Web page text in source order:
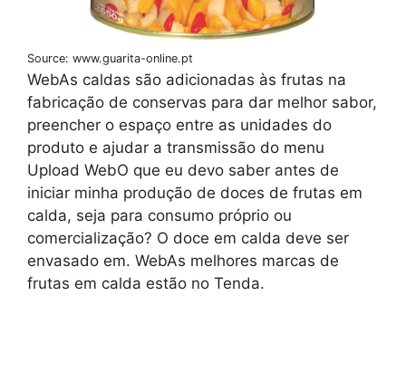
Source: www.guarita-online.pt
WebAs caldas são adicionadas às frutas na
fabricação de conservas para dar melhor sabor,
preencher o espaço entre as unidades do
produto e ajudar a transmissão do menu
Upload WebO que eu devo saber antes de
iniciar minha produção de doces de frutas em
calda, seja para consumo próprio ou
comercialização? O doce em calda deve ser
envasado em. WebAs melhores marcas de
frutas em calda estão no Tenda.